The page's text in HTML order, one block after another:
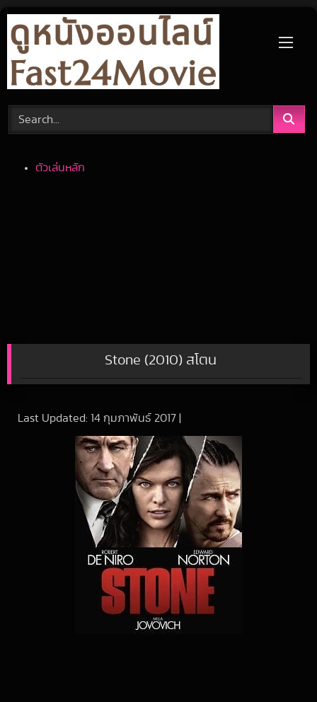
Skip
content
ตัวเล่นหลัก
Stone (2010) สโตน
Last Updated: 14 กุมภาพันธ์ 2017